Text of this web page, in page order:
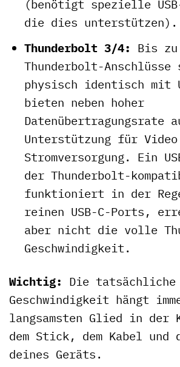
(benötigt spezielle
die dies unterstützen).
Thunderbolt 3/4: Bis
Thunderbolt-Anschlüsse
physisch identisch mit
bieten neben hoher
Datenübertragungsrate
Unterstützung für Video
Stromversorgung. Ein
der Thunderbolt-
funktioniert in der
reinen USB-C-Ports,
aber nicht die volle
Geschwindigkeit.
Wichtig: Die tatsächliche
Geschwindigkeit hängt
langsamsten Glied in der
dem Stick, dem Kabel und
deines Geräts.